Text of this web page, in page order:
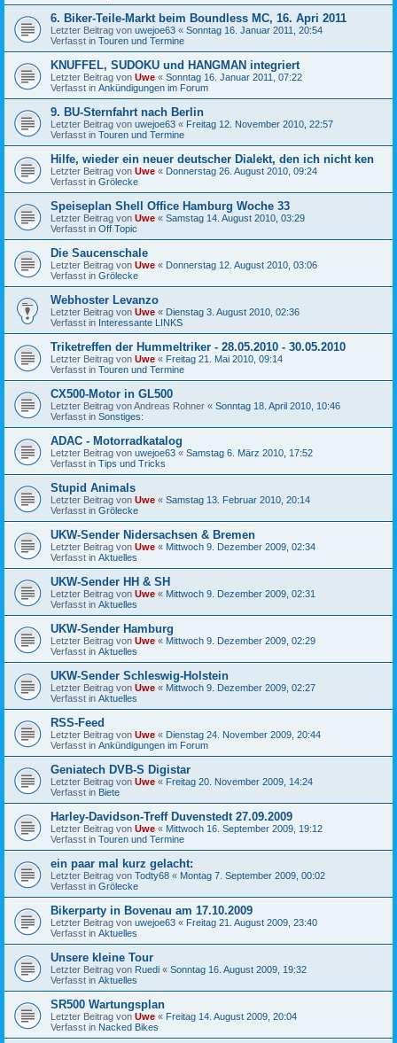
6. Biker-Teile-Markt beim Boundless MC, 16. Apri 2011
Letzter Beitrag von uwejoe63 « Sonntag 16. Januar 2011, 20:54
Verfasst in Touren und Termine
KNUFFEL, SUDOKU und HANGMAN integriert
Letzter Beitrag von Uwe « Sonntag 16. Januar 2011, 07:22
Verfasst in Ankündigungen im Forum
9. BU-Sternfahrt nach Berlin
Letzter Beitrag von uwejoe63 « Freitag 12. November 2010, 22:57
Verfasst in Touren und Termine
Hilfe, wieder ein neuer deutscher Dialekt, den ich nicht ken
Letzter Beitrag von Uwe « Donnerstag 26. August 2010, 09:24
Verfasst in Grölecke
Speiseplan Shell Office Hamburg Woche 33
Letzter Beitrag von Uwe « Samstag 14. August 2010, 03:29
Verfasst in Off Topic
Die Saucenschale
Letzter Beitrag von Uwe « Donnerstag 12. August 2010, 03:06
Verfasst in Grölecke
Webhoster Levanzo
Letzter Beitrag von Uwe « Dienstag 3. August 2010, 02:36
Verfasst in Interessante LINKS
Triketreffen der Hummeltriker - 28.05.2010 - 30.05.2010
Letzter Beitrag von Uwe « Freitag 21. Mai 2010, 09:14
Verfasst in Touren und Termine
CX500-Motor in GL500
Letzter Beitrag vonAndreas Rohner « Sonntag 18. April 2010, 10:46
Verfasst in Sonstiges:
ADAC - Motorradkatalog
Letzter Beitrag von uwejoe63 « Samstag 6. März 2010, 17:52
Verfasst in Tips und Tricks
Stupid Animals
Letzter Beitrag von Uwe « Samstag 13. Februar 2010, 20:14
Verfasst in Grölecke
UKW-Sender Nidersachsen & Bremen
Letzter Beitrag von Uwe « Mittwoch 9. Dezember 2009, 02:34
Verfasst in Aktuelles
UKW-Sender HH & SH
Letzter Beitrag von Uwe « Mittwoch 9. Dezember 2009, 02:31
Verfasst in Aktuelles
UKW-Sender Hamburg
Letzter Beitrag von Uwe « Mittwoch 9. Dezember 2009, 02:29
Verfasst in Aktuelles
UKW-Sender Schleswig-Holstein
Letzter Beitrag von Uwe « Mittwoch 9. Dezember 2009, 02:27
Verfasst in Aktuelles
RSS-Feed
Letzter Beitrag von Uwe « Dienstag 24. November 2009, 20:44
Verfasst in Ankündigungen im Forum
Geniatech DVB-S Digistar
Letzter Beitrag von Uwe « Freitag 20. November 2009, 14:24
Verfasst in Biete
Harley-Davidson-Treff Duvenstedt 27.09.2009
Letzter Beitrag von Uwe « Mittwoch 16. September 2009, 19:12
Verfasst in Touren und Termine
ein paar mal kurz gelacht:
Letzter Beitrag von Todty68 « Montag 7. September 2009, 00:02
Verfasst in Grölecke
Bikerparty in Bovenau am 17.10.2009
Letzter Beitrag von uwejoe63 « Freitag 21. August 2009, 23:40
Verfasst in Aktuelles
Unsere kleine Tour
Letzter Beitrag von Ruedi « Sonntag 16. August 2009, 19:32
Verfasst in Aktuelles
SR500 Wartungsplan
Letzter Beitrag von Uwe « Freitag 14. August 2009, 20:04
Verfasst in Nacked Bikes